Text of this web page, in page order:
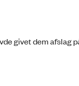
givet dem afslag